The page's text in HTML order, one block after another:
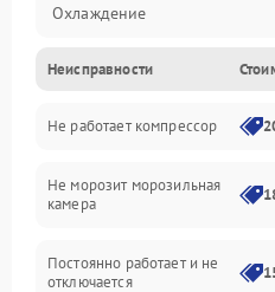
Охлаждение
Механика
Электропитание
Дренаж
Неисправности
Не работает компрессор
Не морозит морозильная
камера
Постоянно работает и не
отключается